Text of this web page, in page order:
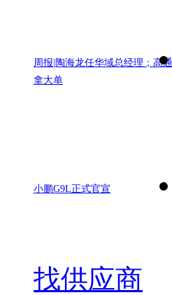
周报|陶海龙任华域总经理；高通
拿大单
小鹏G9L正式官宣
找供应商